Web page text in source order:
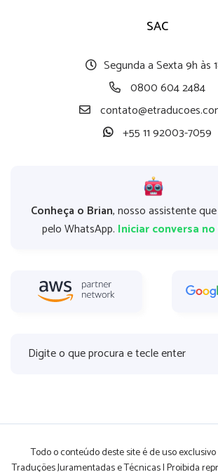
SAC
Segunda a Sexta 9h às
0800 604 2484
+55 11 92003-7059
Conheça o Brian, nosso assistente
pelo WhatsApp. Iniciar conversa
Todo o conteúdo deste site é de uso
Traduções Juramentadas e Técnicas | Proibida